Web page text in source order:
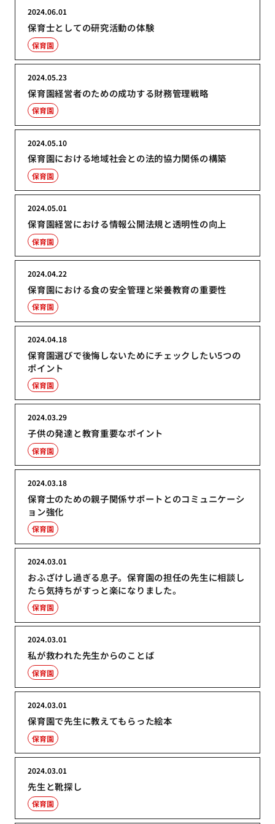
保育士としての研究活動の体験
2024.06.01
保育園
保育園経営者のための成功する財務管理戦略
2024.05.23
保育園
保育園における地域社会との法的協力関係の構築
2024.05.10
保育園
保育園経営における情報公開法規と透明性の向上
2024.05.01
保育園
保育園における食の安全管理と栄養教育の重要性
2024.04.22
保育園
保育園選びで後悔しないためにチェックしたい5つの
ポイント
2024.04.18
保育園
子供の発達と教育重要なポイント
2024.03.29
保育園
保育士のための親子関係サポートとのコミュニケーシ
ョン強化
2024.03.18
保育園
おふざけし過ぎる息子。保育園の担任の先生に相談し
たら気持ちがすっと楽になりました。
2024.03.01
保育園
私が救われた先生からのことば
2024.03.01
保育園
保育園で先生に教えてもらった絵本
2024.03.01
保育園
先生と靴探し
2024.03.01
保育園